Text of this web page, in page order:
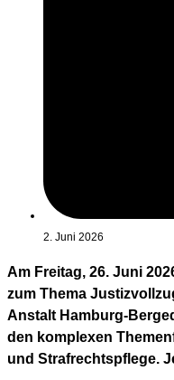
2. Juni 2026
Am Freitag, 26. Juni
zum Thema
Anstalt Hamburg-
den komplexen
und Strafrechtspflege.